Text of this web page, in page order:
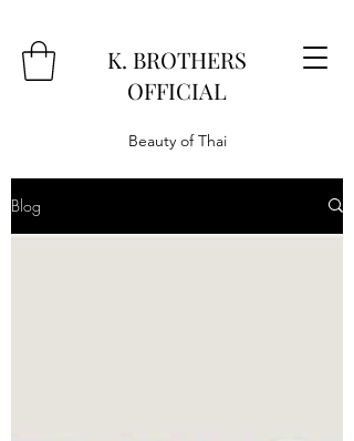
K. BROTHERS
OFFICIAL
Beauty of Thai
Blog